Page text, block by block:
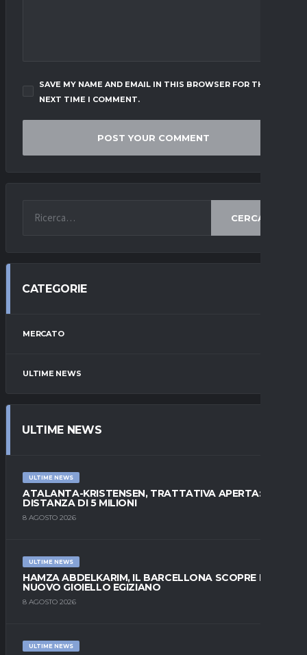
SAVE MY NAME AND EMAIL IN THIS BROWSER FOR THE
NEXT TIME I COMMENT.
CERCA
CATEGORIE
MERCATO
ULTIME NEWS
ULTIME NEWS
ULTIME NEWS
ATALANTA-KRISTENSEN, TRATTATIVA APERTA:
DISTANZA DI 5 MILIONI
8 AGOSTO 2026
ULTIME NEWS
HAMZA ABDELKARIM, IL BARCELLONA SCOPRE IL
NUOVO GIOIELLO EGIZIANO
8 AGOSTO 2026
ULTIME NEWS